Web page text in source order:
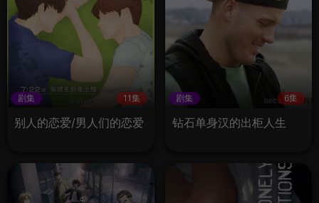
剧集 11集
别人的恋爱/男人们的恋爱
剧集 6集
钻石单身汉的出柜人生